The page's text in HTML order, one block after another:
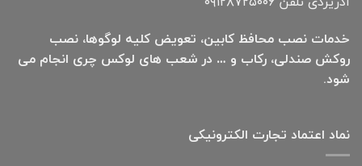
خدمات نصب محافظ کابین، تعویض کلیه لوگوها، نصب
روکش صندلی، رکاب و … در شعب های لوکس چری انجام می
شود.
نماد اعتماد تجارت الكترونیكی